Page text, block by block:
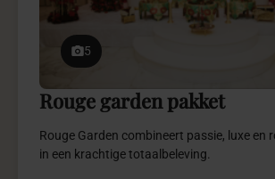
5
Rouge garden pakket
Rouge Garden combineert passie, luxe en
in een krachtige totaalbeleving.